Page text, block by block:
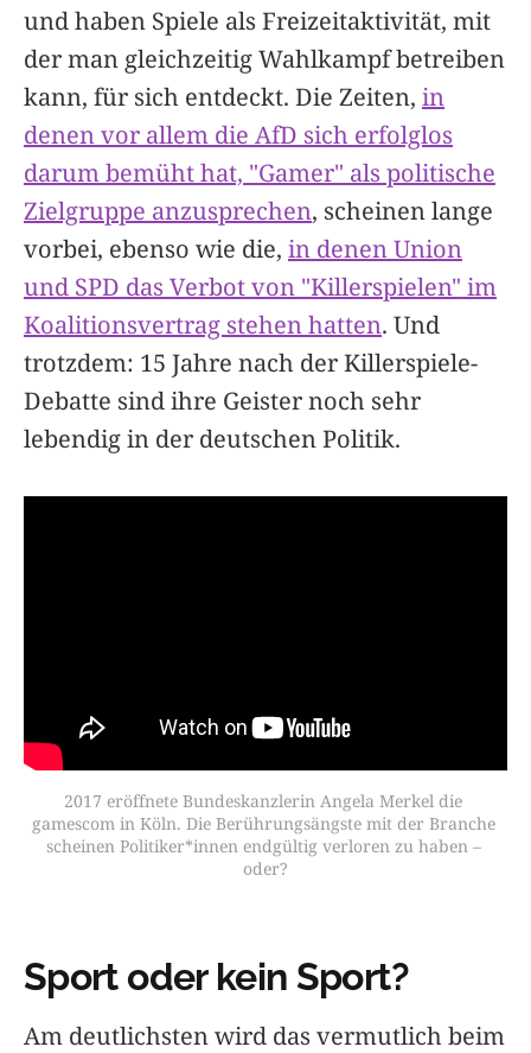
und haben Spiele als Freizeitaktivität, mit
der man gleichzeitig Wahlkampf betreiben
kann, für sich entdeckt. Die Zeiten, in
denen vor allem die AfD sich erfolglos
darum bemüht hat, "Gamer" als politische
Zielgruppe anzusprechen, scheinen lange
vorbei, ebenso wie die, in denen Union
und SPD das Verbot von "Killerspielen" im
Koalitionsvertrag stehen hatten. Und
trotzdem: 15 Jahre nach der Killerspiele-
Debatte sind ihre Geister noch sehr
lebendig in der deutschen Politik.
2017 eröffnete Bundeskanzlerin Angela Merkel die
gamescom in Köln. Die Berührungsängste mit der Branche
scheinen Politiker*innen endgültig verloren zu haben –
oder?
Sport oder kein Sport?
Am deutlichsten wird das vermutlich beim